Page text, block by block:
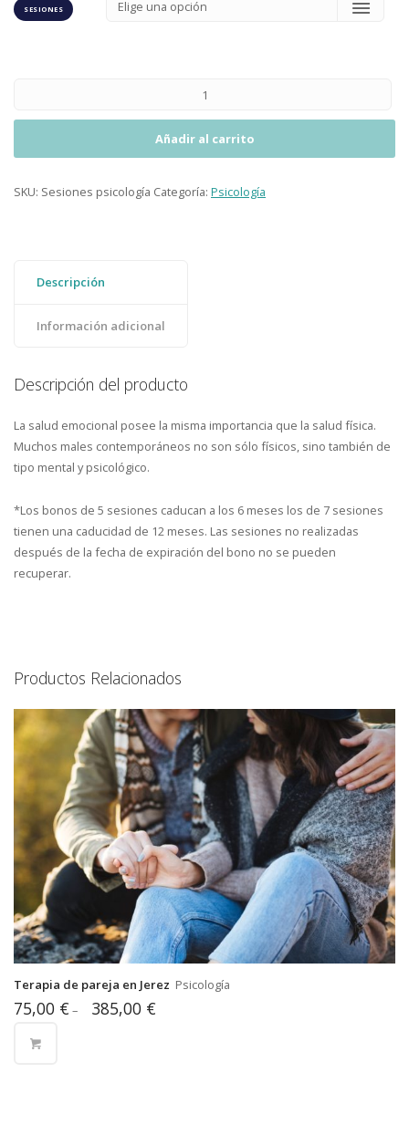
SESIONES
Añadir al carrito
SKU: Sesiones psicología Categoría: Psicología
Descripción
Información adicional
Descripción del producto
La salud emocional posee la misma importancia que la salud física.
Muchos males contemporáneos no son sólo físicos, sino también de
tipo mental y psicológico.
*Los bonos de 5 sesiones caducan a los 6 meses los de 7 sesiones
tienen una caducidad de 12 meses. Las sesiones no realizadas
después de la fecha de expiración del bono no se pueden
recuperar.
Productos Relacionados
Terapia de pareja en Jerez Psicología
75,00 € – 385,00 €